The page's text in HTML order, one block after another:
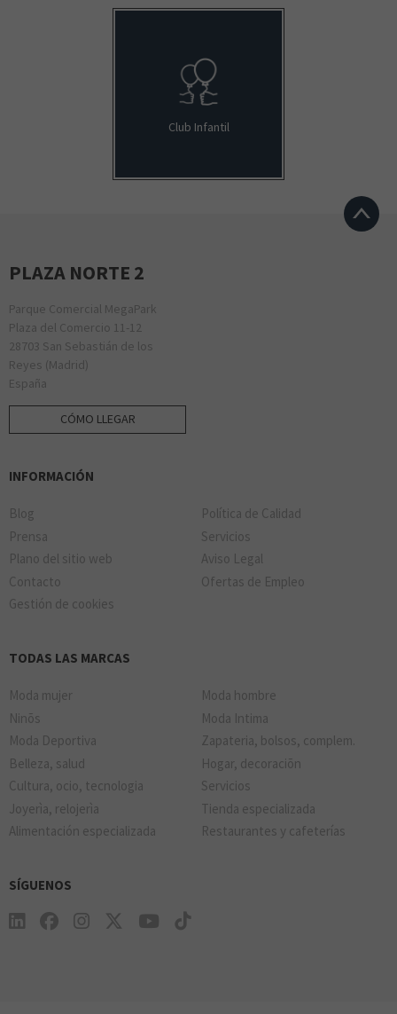
Club Infantil
PLAZA NORTE 2
Parque Comercial MegaPark
Plaza del Comercio 11-12
28703 San Sebastián de los
Reyes (Madrid)
España
CÓMO LLEGAR
INFORMACIÓN
Blog
Política de Calidad
Prensa
Servicios
Plano del sitio web
Aviso Legal
Contacto
Ofertas de Empleo
Gestión de cookies
TODAS LAS MARCAS
Moda mujer
Moda hombre
Ninõs
Moda Intima
Moda Deportiva
Zapateria, bolsos, complem.
Belleza, salud
Hogar, decoraciõn
Cultura, ocio, tecnologia
Servicios
Joyerìa, relojerìa
Tienda especializada
Alimentación especializada
Restaurantes y cafeterías
SÍGUENOS